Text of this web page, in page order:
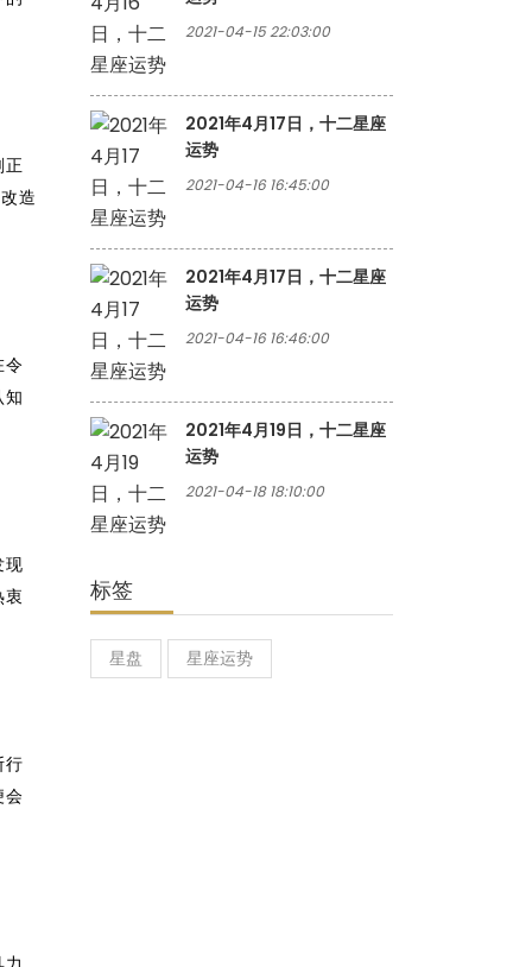
造
令
现
行
会
2021-04-15 22:03:00
2021年4月17日，十二星座
运势
2021-04-16 16:45:00
2021年4月17日，十二星座
运势
2021-04-16 16:46:00
2021年4月19日，十二星座
运势
2021-04-18 18:10:00
标签
星盘 星座运势